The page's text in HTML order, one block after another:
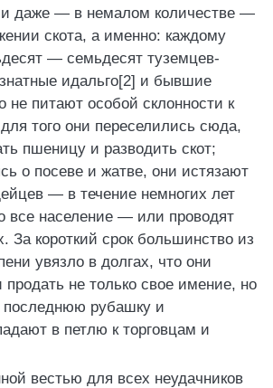
и даже — в немалом количестве —
скота, а именно: каждому
— семьдесят туземцев-
идальго[2] и бывшие
не питают особой склонности к
того они переселились сюда,
пшеницу и разводить скот;
о посеве и жатве, они истязают
— в течение немногих лет
все население — или проводят
За короткий срок большинство из
увязло в долгах, что они
не только свое имение, но
рубашку и
в петлю к торговцам и
вестью для всех неудачников